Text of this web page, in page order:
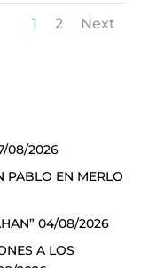
1 2 Next
08/2026
PABLO EN MERLO
04/08/2026
A LOS